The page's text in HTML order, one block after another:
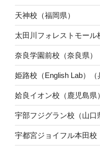
天神校（福岡県）
太田川フォレストモール
奈良学園前校（奈良県）
姫路校（English Lab）（
姶良イオン校（鹿児島県）
宇部フジグラン校（山口
宇都宮ジョイフル本田校